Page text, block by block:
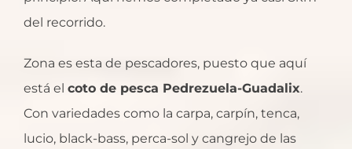
del recorrido.
Zona es esta de pescadores, puesto que aquí
está el coto de pesca Pedrezuela-Guadalix.
Con variedades como la carpa, carpín, tenca,
lucio, black-bass, perca-sol y cangrejo de las